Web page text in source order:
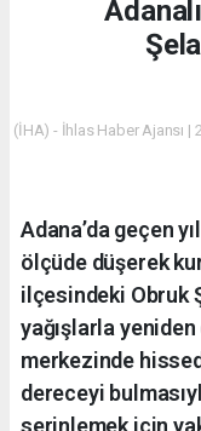
(İHA) - İhlas Haber Ajansı |
Adana’da geçen
ölçüde düşerek
ilçesindeki Obruk
yağışlarla
merkezinde
dereceyi